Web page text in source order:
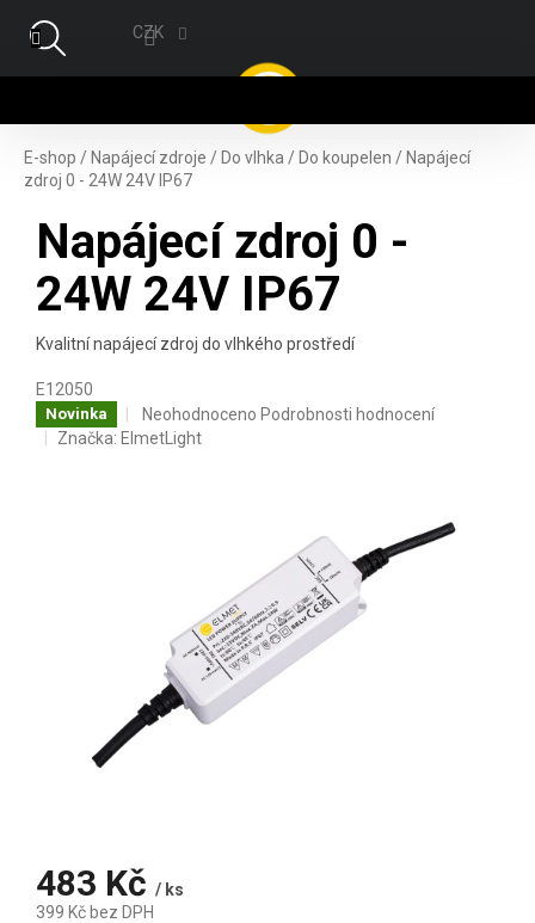
CZK
E-shop / Napájecí zdroje / Do vlhka / Do koupelen / Napájecí
zdroj 0 - 24W 24V IP67
Napájecí zdroj 0 -
24W 24V IP67
Kvalitní napájecí zdroj do vlhkého prostředí
E12050
Novinka Průměrné hodnocení produktu je 0,0 z 5 hvězdiček.
Neohodnoceno Podrobnosti hodnocení
Značka: ElmetLight
483 Kč / ks
399 Kč bez DPH